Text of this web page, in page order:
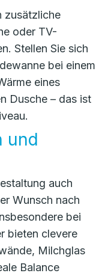
zusätzliche
oder TV-
Stellen Sie sich
bei einem
eines
Dusche – das ist
und
auch
Wunsch nach
bei
bieten clevere
Milchglas
Balance